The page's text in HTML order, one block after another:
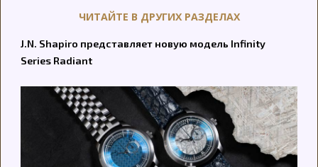
ЧИТАЙТЕ В ДРУГИХ РАЗДЕЛАХ
J.N. Shapiro представляет новую модель Infinity
Series Radiant